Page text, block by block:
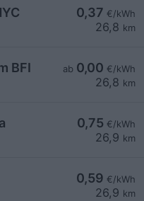
0,37 €/kWh
26,8 km
ab 0,00 €/kWh
26,8 km
BFI
0,75 €/kWh
26,9 km
0,59 €/kWh
26,9 km